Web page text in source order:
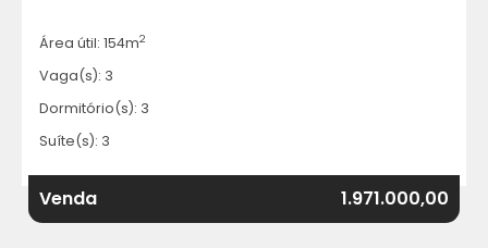
Área útil: 154m2
Vaga(s): 3
Dormitório(s): 3
Suíte(s): 3
Venda 1.971.000,00